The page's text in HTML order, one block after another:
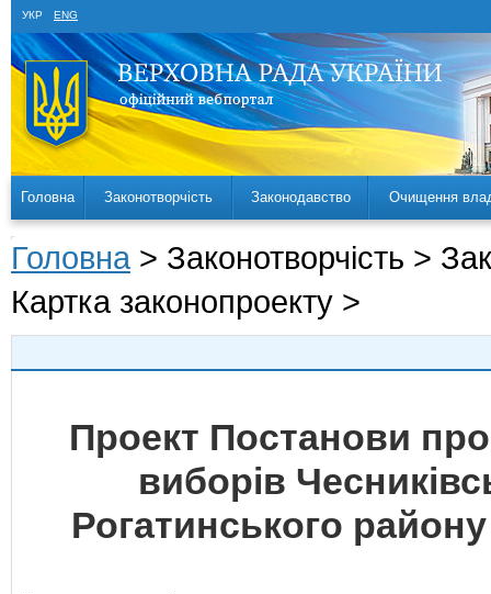
УКР ENG
Головна Законотворчість Законодавство Очищення
Головна > Законотворчість >
Картка законопроекту >
Проект Постанови
виборів
Рогатинського